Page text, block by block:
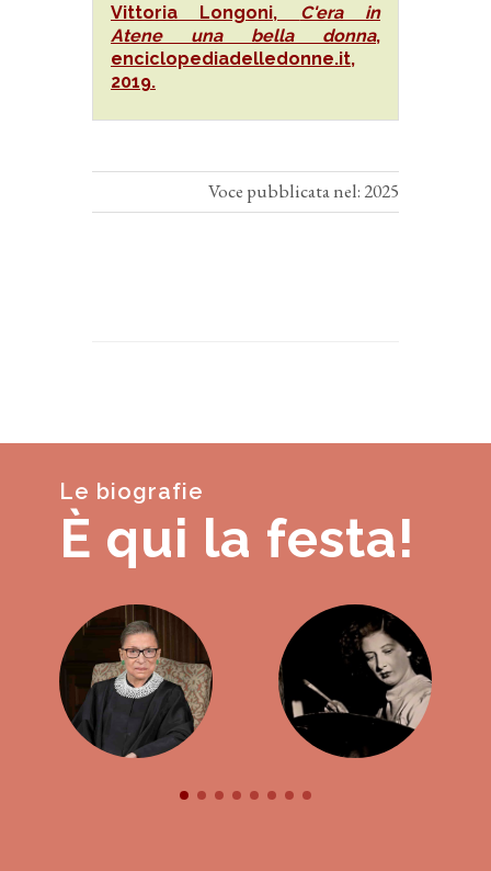
Vittoria Longoni, C'era in
Atene una bella donna,
enciclopediadelledonne.it,
2019.
Voce pubblicata nel: 2025
Le biografie
È qui la festa!